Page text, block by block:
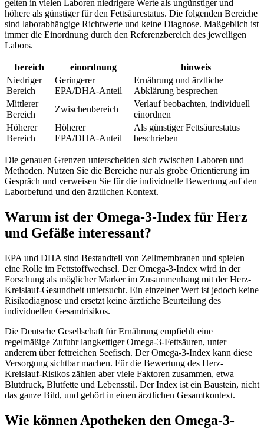
gelten in vielen Laboren niedrigere Werte als ungünstiger und
höhere als günstiger für den Fettsäurestatus. Die folgenden Bereiche
sind laborabhängige Richtwerte und keine Diagnose. Maßgeblich ist
immer die Einordnung durch den Referenzbereich des jeweiligen
Labors.
bereich einordnung
hinweis
Niedriger
Bereich
Geringerer
EPA/DHA-Anteil
Ernährung und ärztliche
Abklärung besprechen
Mittlerer
Bereich
Zwischenbereich
Verlauf beobachten, individuell
einordnen
Höherer
Bereich
Höherer
EPA/DHA-Anteil
Als günstiger Fettsäurestatus
beschrieben
Die genauen Grenzen unterscheiden sich zwischen Laboren und
Methoden. Nutzen Sie die Bereiche nur als grobe Orientierung im
Gespräch und verweisen Sie für die individuelle Bewertung auf den
Laborbefund und den ärztlichen Kontext.
Warum ist der Omega-3-Index für Herz
und Gefäße interessant?
EPA und DHA sind Bestandteil von Zellmembranen und spielen
eine Rolle im Fettstoffwechsel. Der Omega-3-Index wird in der
Forschung als möglicher Marker im Zusammenhang mit der Herz-
Kreislauf-Gesundheit untersucht. Ein einzelner Wert ist jedoch keine
Risikodiagnose und ersetzt keine ärztliche Beurteilung des
individuellen Gesamtrisikos.
Die Deutsche Gesellschaft für Ernährung empfiehlt eine
regelmäßige Zufuhr langkettiger Omega-3-Fettsäuren, unter
anderem über fettreichen Seefisch. Der Omega-3-Index kann diese
Versorgung sichtbar machen. Für die Bewertung des Herz-
Kreislauf-Risikos zählen aber viele Faktoren zusammen, etwa
Blutdruck, Blutfette und Lebensstil. Der Index ist ein Baustein, nicht
das ganze Bild, und gehört in einen ärztlichen Gesamtkontext.
Wie können Apotheken den Omega-3-